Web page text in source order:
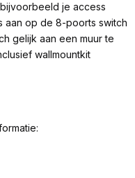
je access
aan op de 8-poorts switch
gelijk aan een muur te
wallmountkit